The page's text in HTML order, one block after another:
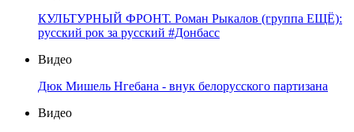
КУЛЬТУРНЫЙ ФРОНТ. Роман Рыкалов (группа ЕЩЁ):
русский рок за русский #Донбасс
Видео
Дюк Мишель Нгебана - внук белорусского партизана
Видео